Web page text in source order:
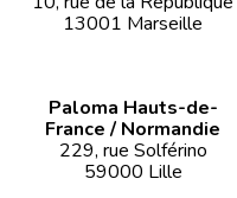
13001 Marseille
Paloma Hauts-de-
France / Normandie
229, rue Solférino
59000 Lille